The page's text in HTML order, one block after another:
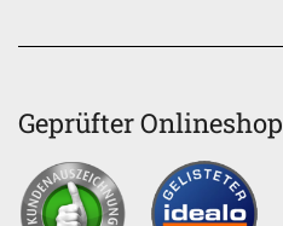
Geprüfter Onlineshop